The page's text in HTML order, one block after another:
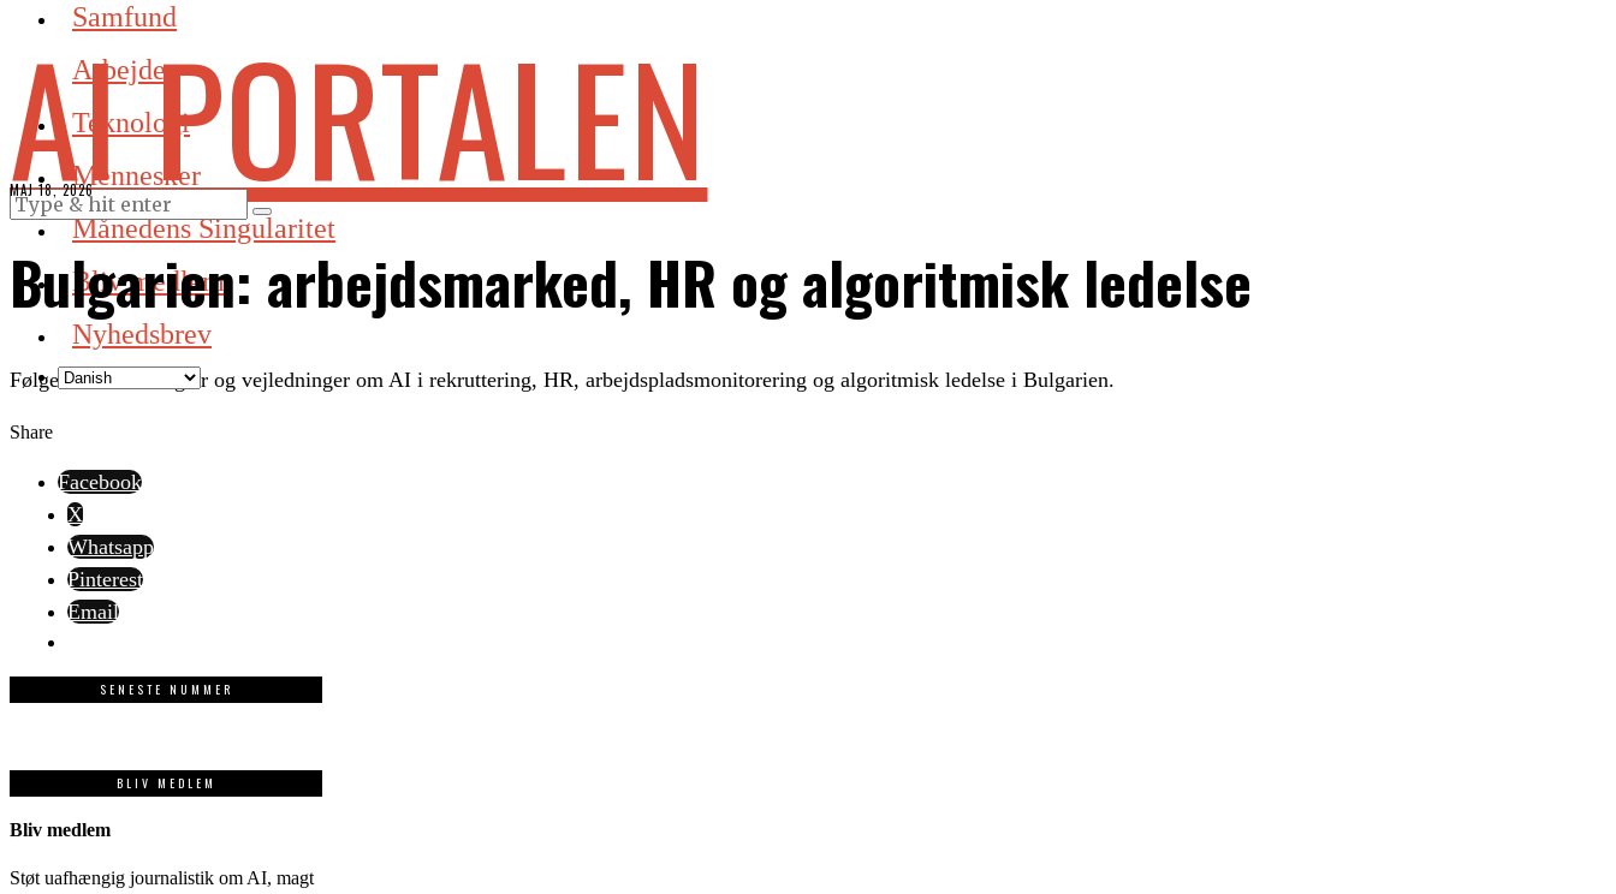
Samfund
Arbejde
Teknologi
Mennesker
Månedens Singularitet
Bliv medlem
Nyhedsbrev
AI PORTALEN
MAJ 18, 2026
Bulgarien: arbejdsmarked, HR og algoritmisk ledelse
Følger nationale regler og vejledninger om AI i rekruttering, HR, arbejdspladsmonitorering og algoritmisk ledelse i Bulgarien.
Share
Facebook
X
Whatsapp
Pinterest
Email
SENESTE NUMMER
BLIV MEDLEM
Bliv medlem
Støt uafhængig journalistik om AI, magt